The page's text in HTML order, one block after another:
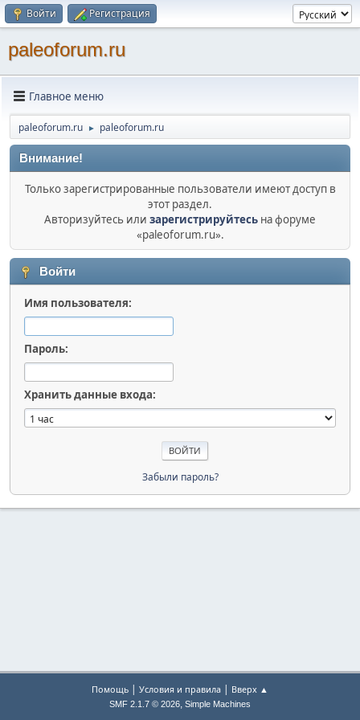
Войти Регистрация
paleoforum.ru
Главное меню
paleoforum.ru ► paleoforum.ru
Внимание!
Только зарегистрированные пользователи имеют доступ в
этот раздел.
Авторизуйтесь или зарегистрируйтесь на форуме
«paleoforum.ru».
Войти
Имя пользователя:
Пароль:
Хранить данные входа:
Забыли пароль?
Помощь | Условия и правила | Вверх ▲
SMF 2.1.7 © 2026, Simple Machines